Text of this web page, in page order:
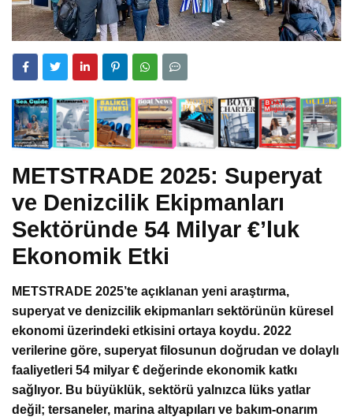
METSTRADE 2025: Superyat
ve Denizcilik Ekipmanları
Sektöründe 54 Milyar €’luk
Ekonomik Etki
METSTRADE 2025’te açıklanan yeni araştırma,
superyat ve denizcilik ekipmanları sektörünün küresel
ekonomi üzerindeki etkisini ortaya koydu. 2022
verilerine göre, superyat filosunun doğrudan ve dolaylı
faaliyetleri 54 milyar € değerinde ekonomik katkı
sağlıyor. Bu büyüklük, sektörü yalnızca lüks yatlar
değil; tersaneler, marina altyapıları ve bakım-onarım